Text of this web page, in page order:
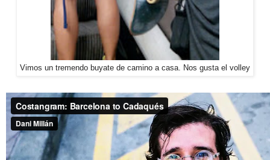
Vimos un tremendo buyate de camino a casa. Nos gusta el volley